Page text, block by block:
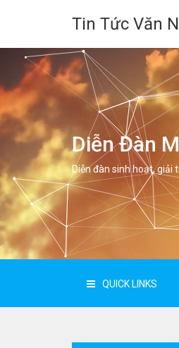
Tin Tức Văn
Diễn Đàn
Diễn đàn sinh hoạt, giải
QUICK LINKS